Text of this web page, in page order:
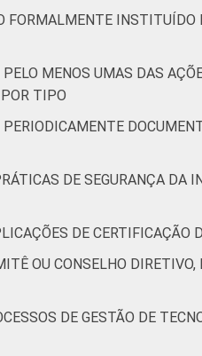
FORMALMENTE
MENOS UMAS DAS
TIPO
DE SEGURANÇA DA
DE CERTIFICAÇÃO
OU CONSELHO DIRETIVO,
DE GESTÃO DE